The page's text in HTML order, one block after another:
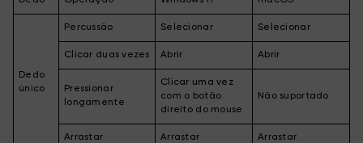
Dedo
único
Percussão Selecionar Selecionar
Clicar duas vezes Abrir Abrir
Pressionar
longamente
Clicar uma vez
com o botão
direito do mouse
Não suportado
Arrastar Arrastar Arrastar